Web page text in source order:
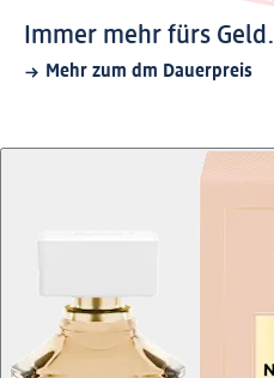
Immer mehr fürs Geld.
Mehr zum dm Dauerpreis